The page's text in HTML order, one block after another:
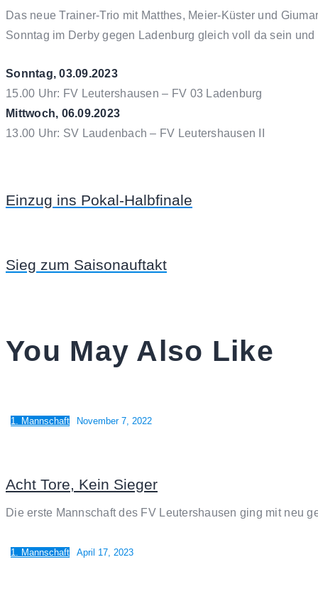
Das neue Trainer-Trio mit Matthes, Meier-Küster und
Sonntag im Derby gegen Ladenburg gleich voll da sein
Sonntag, 03.09.2023
15.00 Uhr: FV Leutershausen – FV 03 Ladenburg
Mittwoch, 06.09.2023
13.00 Uhr: SV Laudenbach – FV Leutershausen II
Einzug ins Pokal-Halbfinale
Sieg zum Saisonauftakt
You May Also Like
1. Mannschaft November 7, 2022
Acht Tore, Kein Sieger
Die erste Mannschaft des FV Leutershausen ging mit neu
1. Mannschaft April 17, 2023